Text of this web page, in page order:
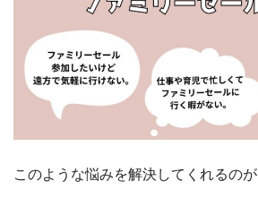
このような悩みを解決してくれるのが